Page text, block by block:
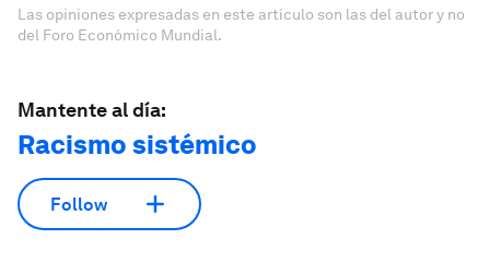
Las opiniones expresadas en este artículo son las del autor y no
del Foro Económico Mundial.
Mantente al día:
Racismo sistémico
Follow